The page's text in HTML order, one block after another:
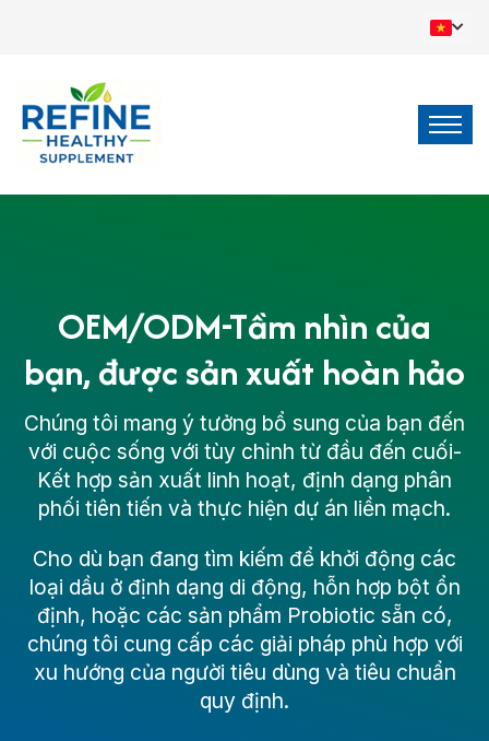
OEM/ODM-Tầm nhìn của
bạn, được sản xuất hoàn hảo
Chúng tôi mang ý tưởng bổ sung của bạn đến
với cuộc sống với tùy chỉnh từ đầu đến cuối-
Kết hợp sản xuất linh hoạt, định dạng phân
phối tiên tiến và thực hiện dự án liền mạch.
Cho dù bạn đang tìm kiếm để khởi động các
loại dầu ở định dạng di động, hỗn hợp bột ổn
định, hoặc các sản phẩm Probiotic sẵn có,
chúng tôi cung cấp các giải pháp phù hợp với
xu hướng của người tiêu dùng và tiêu chuẩn
quy định.